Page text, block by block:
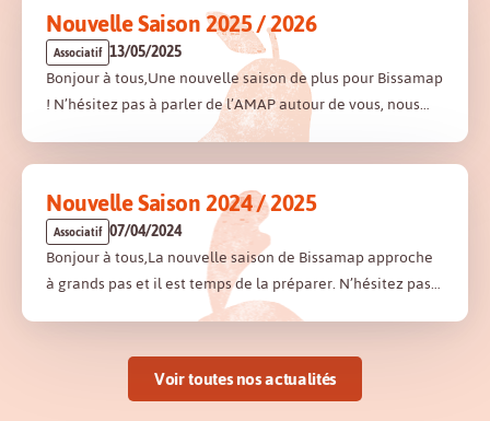
Nouvelle Saison 2025 / 2026
Associatif 13/05/2025
Bonjour à tous,Une nouvelle saison de plus pour Bissamap
! N’hésitez pas à parler de l’AMAP autour de vous, nous…
Nouvelle Saison 2024 / 2025
Associatif 07/04/2024
Bonjour à tous,La nouvelle saison de Bissamap approche
à grands pas et il est temps de la préparer. N’hésitez pas…
Voir toutes nos actualités